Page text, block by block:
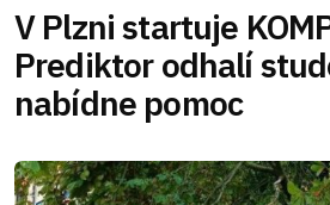
V Plzni startuje
Prediktor odhalí
nabídne pomoc